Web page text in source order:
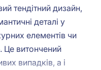
тендітний дизайн,
деталі у
елементів чи
Це витончений
випадків, а і